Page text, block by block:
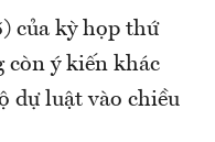
của kỳ họp thứ
còn ý kiến khác
dự luật vào chiều